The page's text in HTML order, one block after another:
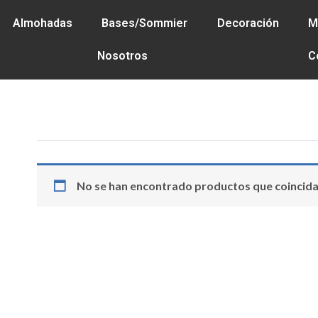
- PAGÁ HASTA EN 6 CUOTAS SIN INTERÉS -
Almohadas Bases/Sommier Decoración
Nosotros
No se han encontrado productos que